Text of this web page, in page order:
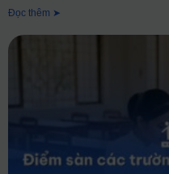
Đọc thêm ➤